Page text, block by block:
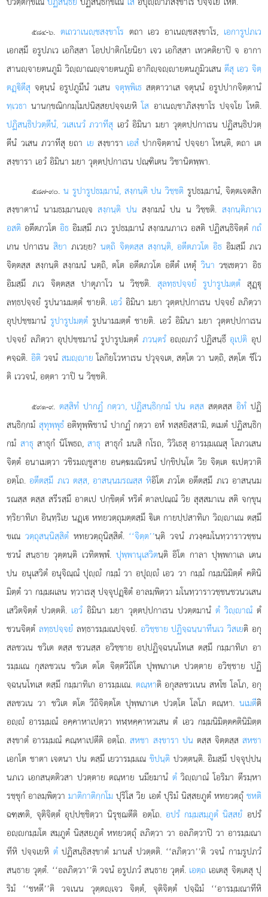
๕๘๔-๖. ตเถวาเนฺชสงฺขาโร ตถา เอว อาเนฺชสงฺขาโร, เอการูปภเว
เอกสฺมึ อรูปภเว เอกิสฺสา โอปปาติกโยนิยา เจว เอกิสฺสา เทวคติยาปิ จ อากา
สานฺจายตนภูมิ วิฺาณฺจายตนภูมิ อากิฺจฺายตนภูมิวเสนตีสุ เอว จิตฺ
ตฏฺิตีสุ จตุนฺนํ อรูปภูมีนํ วเสน จตุพฺพิเธสตฺตาวาเส จตุนฺนํ อรูปปากจิตฺตานํ
ทฺเวธา นานกฺขณิกกมฺโมปนิสฺสยปจฺจเยหิโส อาเนฺชาภิสงฺขาโร ปจฺจโย โหติ.
ปฏิสนฺธิปวตฺตีนํ, วเสเนวํ ภวาทีสุ เอวํ อิมินา มยา วุตฺตปฺปกาเรน ปฏิสนฺธิปวตฺ
ตีนํ วเสน ภวาทีสุ ยถา เย สงฺขารา เอสํ ปากจิตฺตานํ ปจฺจยา โหนฺติ, ตถา เต
สงฺขารา เอวํ อิมินา มยา วุตฺตปฺปกาเรน ปณฺฑิเตน วิชานิตพฺพา.
๕๘๗-๙๐. น รูปารูปธมฺมานํ, สงฺกนฺติ ปน วิชฺชติ รูปธมฺมานํ, จิตฺตเจตสิก
สงฺขาตานํ นามธมฺมานฺจสงฺกนฺติ ปน สงฺกมนํ ปน น วิชฺชติ. สงฺกนฺติภาเว
อสติ อตีตภวโตอิธ อิมสฺมึ ภเว รูปธมฺมานํ สงฺกมนภาเว อสติ ปฏิสนฺธิจิตฺตํ กถํ
เกน ปกาเรนสิยา ภเวยฺย?นตฺถิ จิตฺตสฺส สงฺกนฺติ, อตีตภวโต อิธอิมสฺมึ ภเว
จิตฺตสฺส สงฺกนฺติ สงฺกมนํ นตฺถิ, ตโต อตีตภวโต อตีตํ เหตุํวินา วชฺเชตฺวา อิธ
อิมสฺมึ ภเว จิตฺตสฺส ปาตุภาโว น วิชฺชติ.สุลทฺธปจฺจยํ รูปารูปมตฺตํสุฏฺุ
ลทฺธปจฺจยํ รูปนามมตฺตํ ชายติ. เอวํอิมินา มยา วุตฺตปฺปกาเรน ปจฺจยํ ลภิตฺวา
อุปฺปชฺชมานํรูปารูปมตฺตํ รูปนามมตฺตํ ชายติ. เอวํ อิมินา มยา วุตฺตปฺปกาเรน
ปจฺจยํ ลภิตฺวา อุปฺปชฺชมานํ รูปารูปมตฺตํ ภวนฺตรํอฺภวํ ปฏิสนฺธึอุเปติ อุป
คจฺฉติ. อิติ วจนํ สมฺาย โลกิยโวหาเรน ปวุจฺจเต, สตฺโต วา นตฺถิ, สตฺโต ชีโว
ติ เววจนํ, อตฺตา วาปิ น วิชฺชติ.
๕๙๑-๙.ตสฺสิทํ ปากฏํ กตฺวา, ปฏิสนฺธิกฺกมํ ปน ตสฺส สตฺตสฺส อิทํปฏิ
สนฺธิกฺกมํ สุทุพฺพุธํอติทุพฺพิชานํ ปากฏํ กตฺวา อหํ ทสฺสยิสฺสามิ, ตเมตํ ปฏิสนฺธิกฺ
กมํ สาธุสาธุกํ นิโพธถ,สาธุ สาธุกํ มนสิ กโรถ, วิวิเธสุ อารมฺมเณสุ โลภวเสน
จิตฺตํ อนาเมตฺวา วชิรมฺชูสาย อนคฺฆมณิรตนํ ปกฺขิปนฺโต วิย จิตฺเต เปตฺวาติ
อตฺโถ.อตีตสฺมึ ภเว ตสฺส, อาสนฺนมรณสฺส หิอิโตภวโต อตีตสฺมึ ภเว อาสนฺนม
รณสฺส ตสฺส สรีรสฺมึ อาตเป ปกฺขิตฺตํ หริตํ ตาลปณฺณํ วิย สุสฺสมาเน สติ จกฺขุนฺ
ทฺริยาทิเก อินฺทฺริเย นฏฺเ หทยวตฺถุมตฺตสฺมึ ิเต กายปฺปสาทิเก วิฺาเณ ตสฺมึ
ขเณ วตฺถุสนฺนิสฺสิตํหทยวตฺถุนิสฺสิตํ. ‘‘จิตฺต’’นฺติ วจนํ ภวงฺคมโนทฺวาราวชฺชน
ชวนํ สนฺธาย วุตฺตนฺติ เวทิตพฺพํ. ปุพฺพานุเสวิตนฺติอิโต กาลา ปุพฺพกาเล เตน
ปน อนุเสวิตํ อนุจิณฺณํ ปุฺํ กมฺมํ วา อปุฺํ เอว วา กมฺมํ กมฺมนิมิตฺตํ คตินิ
มิตฺตํ วา กมฺมผเลน ทฺวาเรสุ ปจฺจุปฏฺิตํ อาลมฺพิตฺวา มโนทฺวาราวชฺชนชวนวเสน
เสวิตจิตฺตํ ปวตฺตติ. เอวํ อิมินา มยา วุตฺตปฺปกาเรน ปวตฺตมานํ ตํ วิฺาณํตํ
ชวนจิตฺตํ ลทฺธปจฺจยํลทฺธารมฺมณปจฺจยํ. อวิชฺชาย ปฏิจฺฉนฺนาทีนเว วิสเยติ อกุ
สลชวเน ชวิเต ตสฺส ชวนสฺส อวิชฺชาย อปฺปฏิจฺฉนฺนโทเส ตสฺมึ กมฺมาทิเก อา
รมฺมเณ กุสลชวเน ชวิเต ตโต จิตฺตวีถิโต ปุพฺพภาเค ปวตฺตาย อวิชฺชาย ปฏิ
จฺฉนฺนโทเส ตสฺมึ กมฺมาทิเก อารมฺมเณ. ตณฺหาติ อกุสลชวเนน สหโช โลโภ, อกุ
สลชวเน วา ชวิเต ตโต วีถิจิตฺตโต ปุพฺพภาเค ปวตฺโต โลโภ ตณฺหา. นเมตีติ
อฺํ อารมฺมณํ อคฺคาหาเปตฺวา ทฬฺหคฺคาหวเสน ตํ เอว กมฺมนิมิตฺตคตินิมิตฺต
สงฺขาตํ อารมฺมณํ คณฺหาเปตีติ อตฺโถ.สหชา สงฺขารา ปน ตสฺส จิตฺตสฺส สหชา
เอกโต ชาตา เจตนา ปน ตสฺมึ เยวารมฺมเณ ขิปนฺติ ปวตฺตนฺติ. อิมสฺมึ ปจฺจุปฺปนฺ
นภเว เอกสนฺตติวสา ปวตฺตาย ตณฺหาย นมียมานํ ตํวิฺาณํ โอริมา ตีรมฺหา
รชฺชุกํ อาลมฺพิตฺวามาติกาติกฺกโม ปุริโส วิย เอตํ ปุริมํ นิสฺสยภูตํ หทยวตฺถุํ ชหติ
ฉฑฺเฑติ, จุติจิตฺตํ อุปฺปชฺชิตฺวา นิรุชฺฌตีติ อตฺโถ. อปรํ กมฺมสมฺภูตํ นิสฺสยํ อปรํ
อฺกมฺมโต สมฺภูตํ นิสฺสยภูตํ หทยวตฺถุํ ลภิตฺวา วา อลภิตฺวาปิ วา อารมฺมณา
ทีหิ ปจฺจเยหิ ตํปฏิสนฺธิสงฺขาตํ มานสํ ปวตฺตติ. ‘‘ลภิตฺวา’’ติ วจนํ กามรูปภวํ
สนฺธาย วุตฺตํ. ‘‘อลภิตฺวา’’ติ วจนํ อรูปภวํ สนฺธาย วุตฺตํ. เอตฺถ เอเตสุ จิตฺเตสุ ปุ
ริมํ ‘‘ชหตี’’ติ วจเนน วุตฺตฺเจว จิตฺตํ, จุติจิตฺตํ ปจฺฉิมํ ‘‘อารมฺมณาทีหิ